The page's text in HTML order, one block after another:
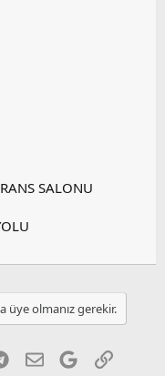
SALONU
üye olmanız gerekir.
Telegram
E-postaGoogleLink